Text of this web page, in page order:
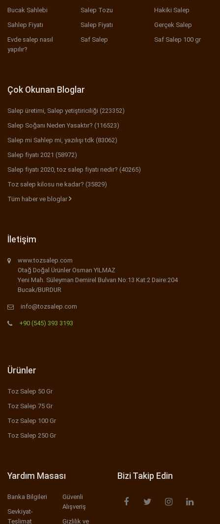
Bucak Sahlebi
Sahlep Fiyatı
Evde salep nasıl
yapılır?
Salep Tozu
Salep Fiyatı
Saf Salep
Hakiki Salep
Gerçek Salep
Saf Salep 100 gr
Çok Okunan Bloglar
Salep üretimi, Salep yetiştiriciliği (223352)
Salep Soğanı Neden Yasaktır? (116523)
Salep mi Sahlep mi, yazılışı tdk (83062)
Salep fiyatı 2021 (58972)
Salep fiyatı 2020, toz salep fiyatı nedir? (40265)
Toz salep kilosu ne kadar? (35829)
Tüm haber ve bloglar
İletişim
www.tozsalep.com
Otağ Doğal Ürünler Osman YILMAZ
Yeni Mah. Süleyman Demirel Bulvarı No:13 Kat:2 Daire:204
Bucak/BURDUR
info@tozsalep.com
+90 (545) 393 3193
Ürünler
Toz Salep 50 Gr
Toz Salep 75 Gr
Toz Salep 100 Gr
Toz Salep 250 Gr
Yardım Masası
Banka Bilgileri
Sevkiyat-
Teslimat
Güvenli
Alışveriş
Gizlilik ve
Bizi Takip Edin